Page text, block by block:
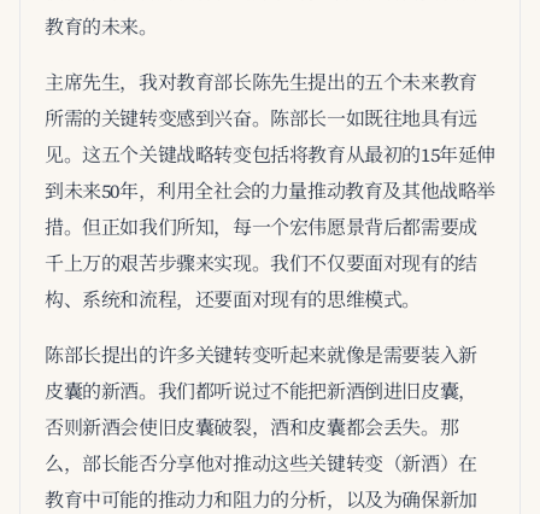
教育的未来。
主席先生，我对教育部长陈先生提出的五个未来教育
所需的关键转变感到兴奋。陈部长一如既往地具有远
见。这五个关键战略转变包括将教育从最初的15年延伸
到未来50年，利用全社会的力量推动教育及其他战略举
措。但正如我们所知，每一个宏伟愿景背后都需要成
千上万的艰苦步骤来实现。我们不仅要面对现有的结
构、系统和流程，还要面对现有的思维模式。
陈部长提出的许多关键转变听起来就像是需要装入新
皮囊的新酒。我们都听说过不能把新酒倒进旧皮囊，
否则新酒会使旧皮囊破裂，酒和皮囊都会丢失。那
么，部长能否分享他对推动这些关键转变（新酒）在
教育中可能的推动力和阻力的分析，以及为确保新加